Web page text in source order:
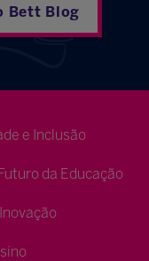
Bett Blog
e Inclusão
da Educação
Inovação